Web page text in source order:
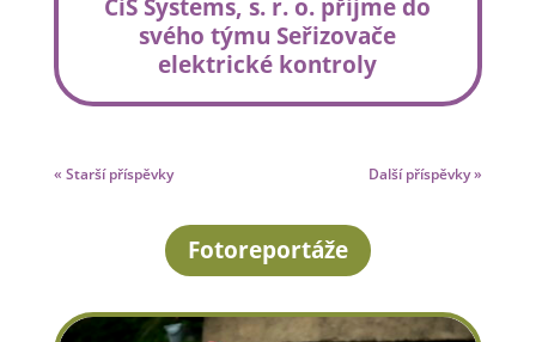
CiS Systems, s. r. o. přijme do
svého týmu Seřizovače
elektrické kontroly
« Starší příspěvky Další příspěvky »
Fotoreportáže